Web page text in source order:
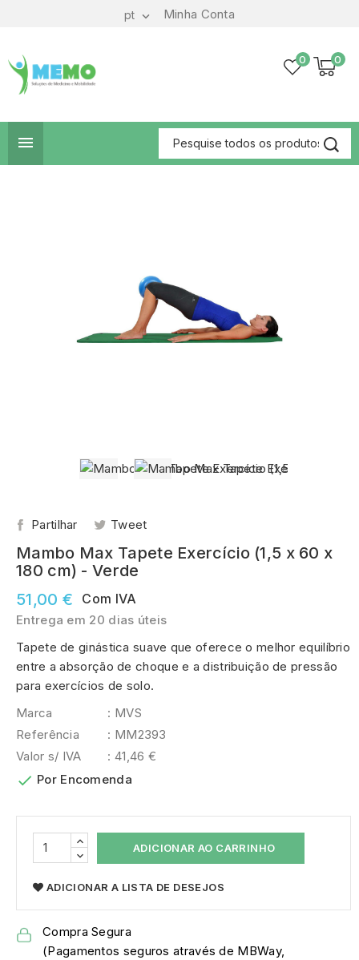
Minha Conta
pt 
0
0

Partilhar Tweet
Mambo Max Tapete Exercício (1,5 x 60 x
180 cm) - Verde
51,00 €
Com IVA
Entrega em 20 dias úteis
Tapete de ginástica suave que oferece o melhor equilíbrio
entre a absorção de choque e a distribuição de pressão
para exercícios de solo.
Marca
: MVS
Referência
: MM2393
Valor s/ IVA
: 41,46 €
 Por Encomenda
ADICIONAR AO CARRINHO
ADICIONAR A LISTA DE DESEJOS
Compra Segura
(Pagamentos seguros através de MBWay,